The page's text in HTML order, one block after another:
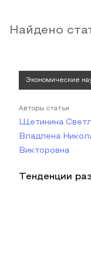
Найдено
Экономические
Авторы статьи
Щетинина
Владлена
Викторовна
Тенденции